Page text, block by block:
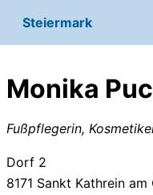
Steiermark
Monika
Fußpflegerin,
Dorf 2
8171 Sankt Kathrein am